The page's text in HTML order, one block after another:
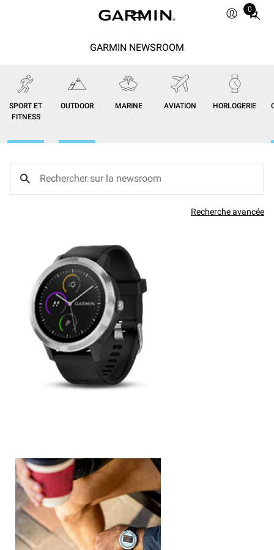
0
Total
GARMIN NEWSROOM
SPORT ET
FITNESS
OUTDOOR MARINE AVIATION HORLOGERIE
Recherche avancée